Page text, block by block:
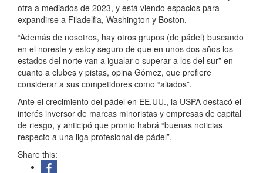
otra a mediados de 2023, y está viendo espacios para
expandirse a Filadelfia, Washington y Boston.
“Además de nosotros, hay otros grupos (de pádel) buscando
en el noreste y estoy seguro de que en unos dos años los
estados del norte van a igualar o superar a los del sur” en
cuanto a clubes y pistas, opina Gómez, que prefiere
considerar a sus competidores como “aliados”.
Ante el crecimiento del pádel en EE.UU., la USPA destacó el
interés inversor de marcas minoristas y empresas de capital
de riesgo, y anticipó que pronto habrá “buenas noticias
respecto a una liga profesional de pádel”.
Share this: